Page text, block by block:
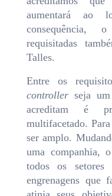
aumentará ao
consequência,
requisitadas
Talles.
Entre os
controller seja
acreditam é
multifacetado.
ser amplo.
uma companhia,
todos os
engrenagens que